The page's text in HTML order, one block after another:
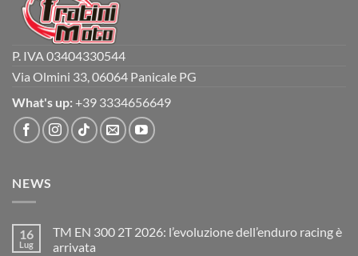
P. IVA 03404330544
Via Olmini 33, 06064 Panicale PG
What's up: +39 3334656649
NEWS
16
Lug
TM EN 300 2T 2026: l’evoluzione dell’enduro racing è
arrivata